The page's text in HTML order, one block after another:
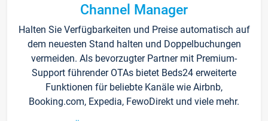
Channel Manager
Halten Sie Verfügbarkeiten und Preise automatisch auf
dem neuesten Stand halten und Doppelbuchungen
vermeiden. Als bevorzugter Partner mit Premium-
Support führender OTAs bietet Beds24 erweiterte
Funktionen für beliebte Kanäle wie Airbnb,
Booking.com, Expedia, FewoDirekt und viele mehr.